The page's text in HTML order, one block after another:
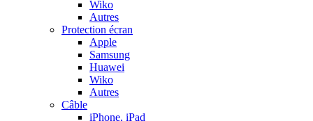
Wiko
Autres
Protection écran
Apple
Samsung
Huawei
Wiko
Autres
Câble
iPhone, iPad